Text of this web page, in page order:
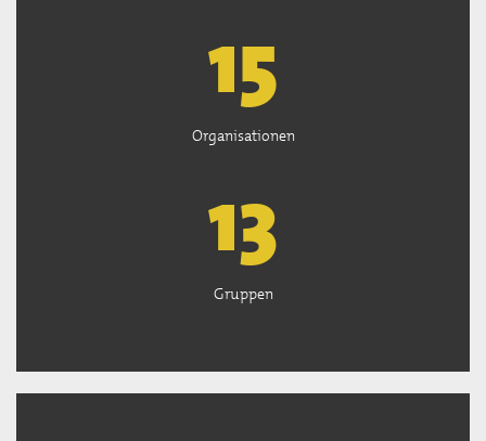
15
Organisationen
13
Gruppen